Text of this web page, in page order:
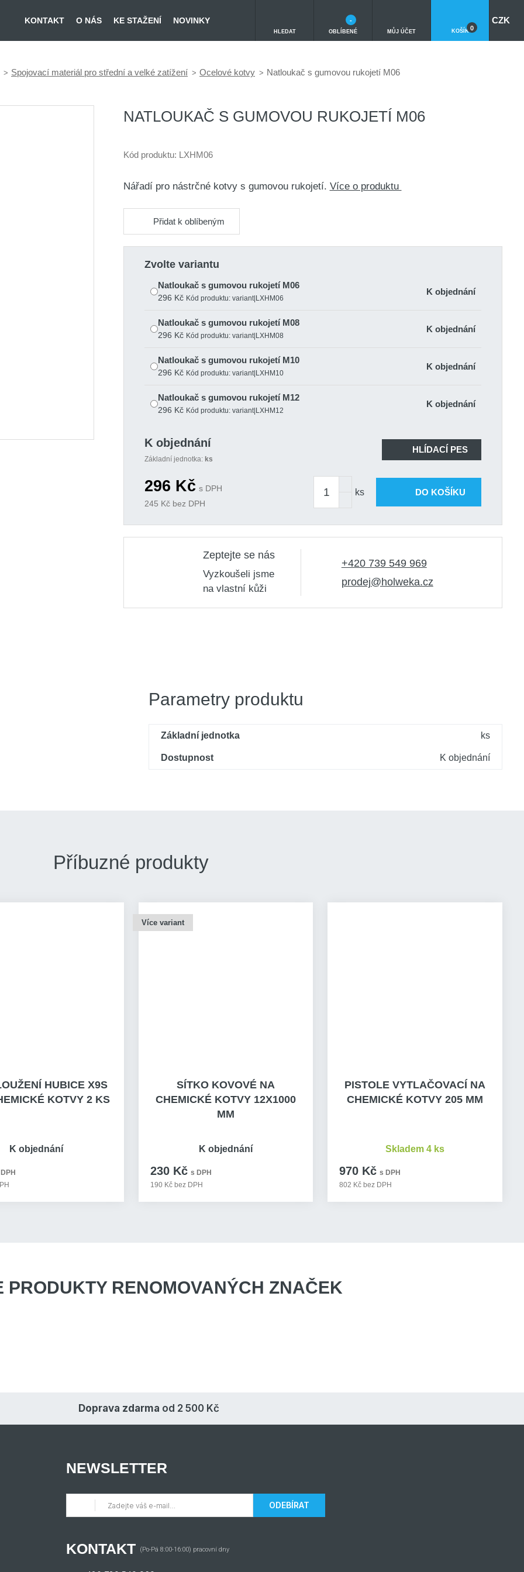
KONTAKT O NÁS KE STAŽENÍ NOVINKY
HLEDAT OBLÍBENÉ
-
MŮJ ÚČET KOŠÍK 0
CZK
Spojovací materiál pro střední a velké zatížení Ocelové kotvy Natloukač s gumovou rukojetí M06
NATLOUKAČ S GUMOVOU RUKOJETÍ M06
Kód produktu: LXHM06
Nářadí pro nástrčné kotvy s gumovou rukojetí. Více o produktu
Přidat k oblíbeným
Zvolte variantu
Natloukač s gumovou rukojetí M06
296 Kč Kód produktu: variant|LXHM06
K objednání
Natloukač s gumovou rukojetí M08
296 Kč Kód produktu: variant|LXHM08
K objednání
Natloukač s gumovou rukojetí M10
296 Kč Kód produktu: variant|LXHM10
K objednání
Natloukač s gumovou rukojetí M12
296 Kč Kód produktu: variant|LXHM12
K objednání
339 KčKód produktu: variant|LXHM16
K objednání
K objednání
Základní jednotka: ks
HLÍDACÍ PES
296 Kč s DPH
245 Kč bez DPH
ks DO KOŠÍKU
Zeptejte se nás
Vyzkoušeli jsme
na vlastní kůži
+420 739 549 969
prodej@holweka.cz
Parametry produktu
Základní jednotka ks
Dostupnost K objednání
Příbuzné produkty
HUBICE X9S
KOTVY 2 KS
K objednání
Více variant
SÍTKO KOVOVÉ NA
CHEMICKÉ KOTVY 12X1000
MM
230 Kč s DPH
190 Kč bez DPH
K objednání
PISTOLE VYTLAČOVACÍ NA
CHEMICKÉ KOTVY 205 MM
970 Kč s DPH
802 Kč bez DPH
Skladem 4 ks
PRODUKTY RENOMOVANÝCH ZNAČEK
Doprava zdarma od 2 500 Kč
NEWSLETTER
ODEBÍRAT
KONTAKT (Po-Pá 8:00-16:00) pracovní dny